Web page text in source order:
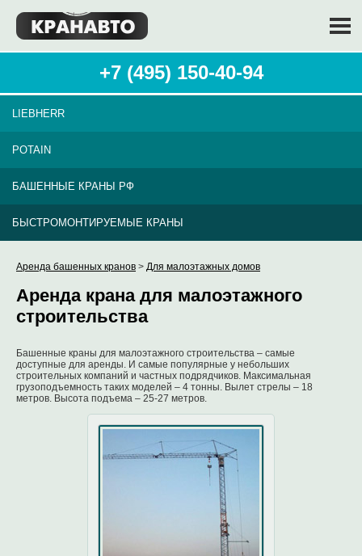
+7 (495) 150-40-94
LIEBHERR
POTAIN
БАШЕННЫЕ КРАНЫ РФ
БЫСТРОМОНТИРУЕМЫЕ КРАНЫ
Аренда башенных кранов > Для малоэтажных домов
Аренда крана для малоэтажного
строительства
Башенные краны для малоэтажного строительства – самые
доступные для аренды. И самые популярные у небольших
строительных компаний и частных подрядчиков. Максимальная
грузоподъемность таких моделей – 4 тонны. Вылет стрелы – 18
метров. Высота подъема – 25-27 метров.